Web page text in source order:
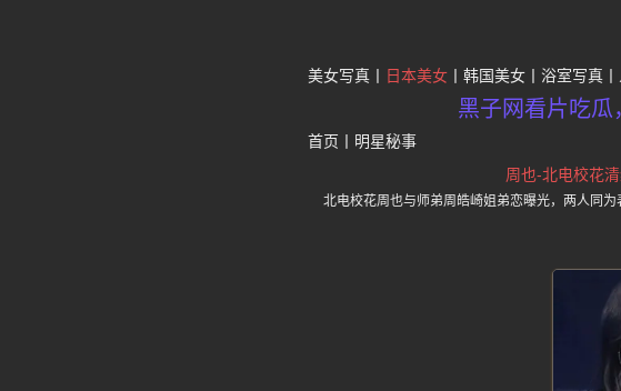
美女写真 日本美女 韩国美女 浴室写真
黑子网看片吃
首页 明星秘事
周也-北电校花
北电校花周也与师弟周皓崎姐弟恋曝光，两人同